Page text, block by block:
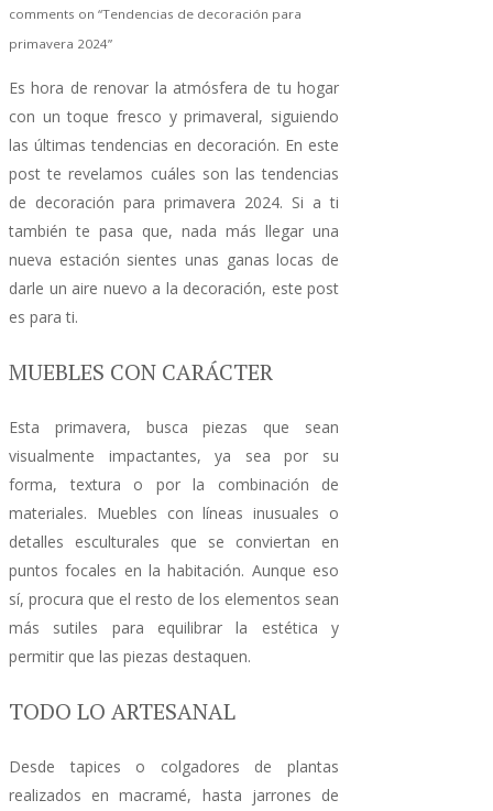
comments on “Tendencias de decoración para
primavera 2024”
Es hora de renovar la atmósfera de tu hogar
con un toque fresco y primaveral, siguiendo
las últimas tendencias en decoración. En este
post te revelamos cuáles son las tendencias
de decoración para primavera 2024. Si a ti
también te pasa que, nada más llegar una
nueva estación sientes unas ganas locas de
darle un aire nuevo a la decoración, este post
es para ti.
MUEBLES CON CARÁCTER
Esta primavera, busca piezas que sean
visualmente impactantes, ya sea por su
forma, textura o por la combinación de
materiales. Muebles con líneas inusuales o
detalles esculturales que se conviertan en
puntos focales en la habitación. Aunque eso
sí, procura que el resto de los elementos sean
más sutiles para equilibrar la estética y
permitir que las piezas destaquen.
TODO LO ARTESANAL
Desde tapices o colgadores de plantas
realizados en macramé, hasta jarrones de